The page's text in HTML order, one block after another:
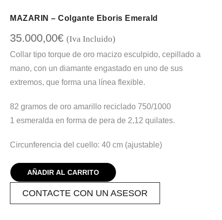
MAZARIN – Colgante Eboris Emerald
35.000,00€ (Iva Incluido)
Collar tipo torque de oro macizo esculpido, cepillado a
mano, con un diamante engastado en uno de sus
extremos, que forma una línea flexible.
82 gramos de oro amarillo reciclado 750/1000
1 esmeralda en forma de pera de 2,12 quilates.
Circunferencia del cuello: 40 cm (ajustable)
AÑADIR AL CARRITO
CONTACTE CON UN ASESOR